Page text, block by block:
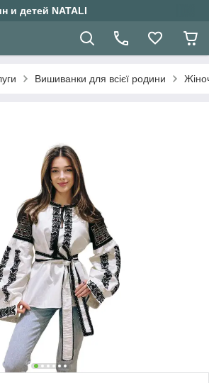
и детей NATALI
Вишиванки для всієї родини